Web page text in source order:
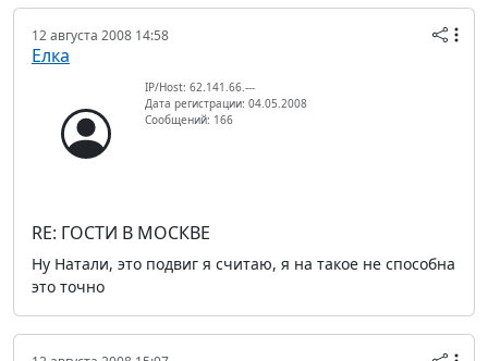
12 августа 2008 14:58
Елка
IP/Host: 62.141.66.---
Дата регистрации: 04.05.2008
Сообщений: 166
RE: ГОСТИ В МОСКВЕ
Ну Натали, это подвиг я считаю, я на такое не способна
это точно